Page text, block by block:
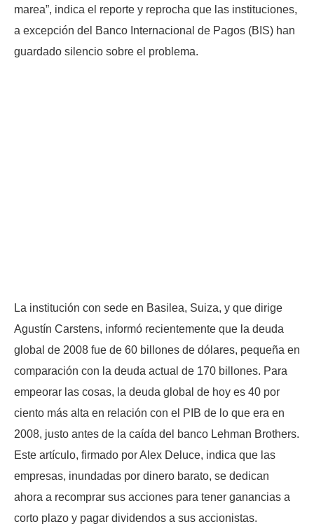
marea”, indica el reporte y reprocha que las instituciones,
a excepción del Banco Internacional de Pagos (BIS) han
guardado silencio sobre el problema.
La institución con sede en Basilea, Suiza, y que dirige
Agustín Carstens, informó recientemente que la deuda
global de 2008 fue de 60 billones de dólares, pequeña en
comparación con la deuda actual de 170 billones. Para
empeorar las cosas, la deuda global de hoy es 40 por
ciento más alta en relación con el PIB de lo que era en
2008, justo antes de la caída del banco Lehman Brothers.
Este artículo, firmado por Alex Deluce, indica que las
empresas, inundadas por dinero barato, se dedican
ahora a recomprar sus acciones para tener ganancias a
corto plazo y pagar dividendos a sus accionistas.